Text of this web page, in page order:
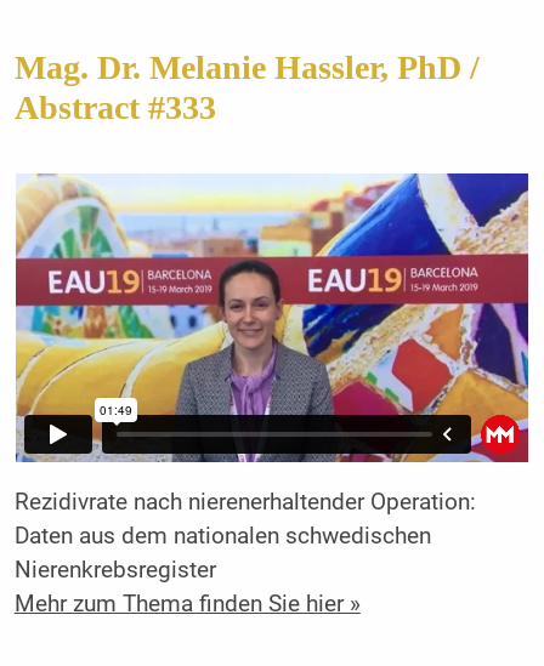
Mag. Dr. Melanie Hassler, PhD /
Abstract #333
Rezidivrate nach nierenerhaltender Operation:
Daten aus dem nationalen schwedischen
Nierenkrebsregister
Mehr zum Thema finden Sie hier »